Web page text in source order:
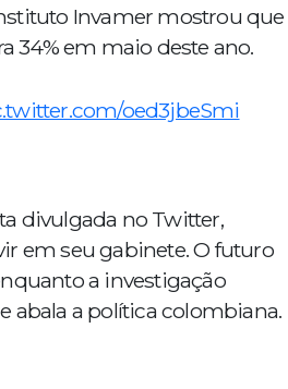
Invamer mostrou que
34% em maio deste ano.
oed3jbeSmi
divulgada no Twitter,
em seu gabinete. O futuro
a investigação
abala a política colombiana.